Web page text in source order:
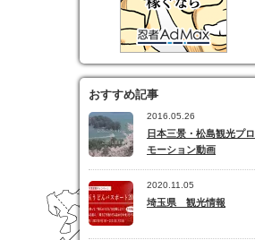
おすすめ記事
2016.05.26
日本三景・松島観光プロ
モーション動画
2020.11.05
埼玉県 観光情報